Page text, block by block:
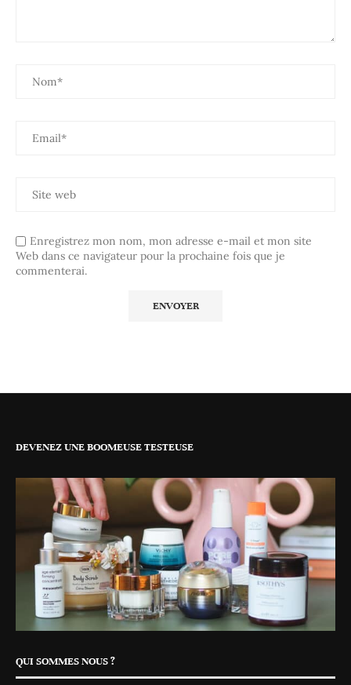
Enregistrez mon nom, mon adresse e-mail et mon site
Web dans ce navigateur pour la prochaine fois que je
commenterai.
DEVENEZ UNE BOOMEUSE TESTEUSE
QUI SOMMES NOUS ?